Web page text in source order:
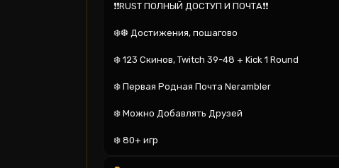
❗❗RUST ПОЛНЫЙ ДОСТУП И ПОЧТА❗❗
❄️❆ Достижения, пошагово
❄️ 123 Скинов, Twitch 39-48 + Kick 1 Round
❄️ Первая Родная Почта Nerambler
❄️ Можно Добавлять Друзей
❄️ 80+ игр